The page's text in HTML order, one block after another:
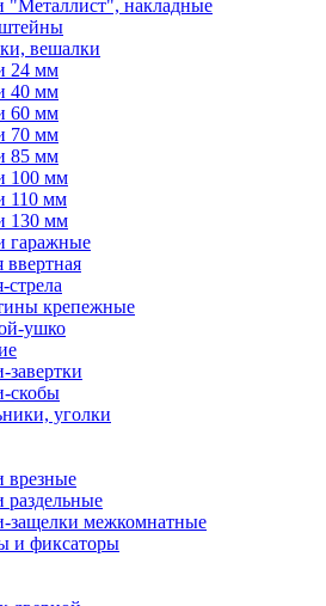
"Металлист", накладные
вешалки
24 мм
40 мм
60 мм
70 мм
85 мм
100 мм
110 мм
130 мм
гаражные
ввертная
стрела
крепежные
ушко
завертки
скобы
уголки
врезные
раздельные
защелки межкомнатные
и фиксаторы